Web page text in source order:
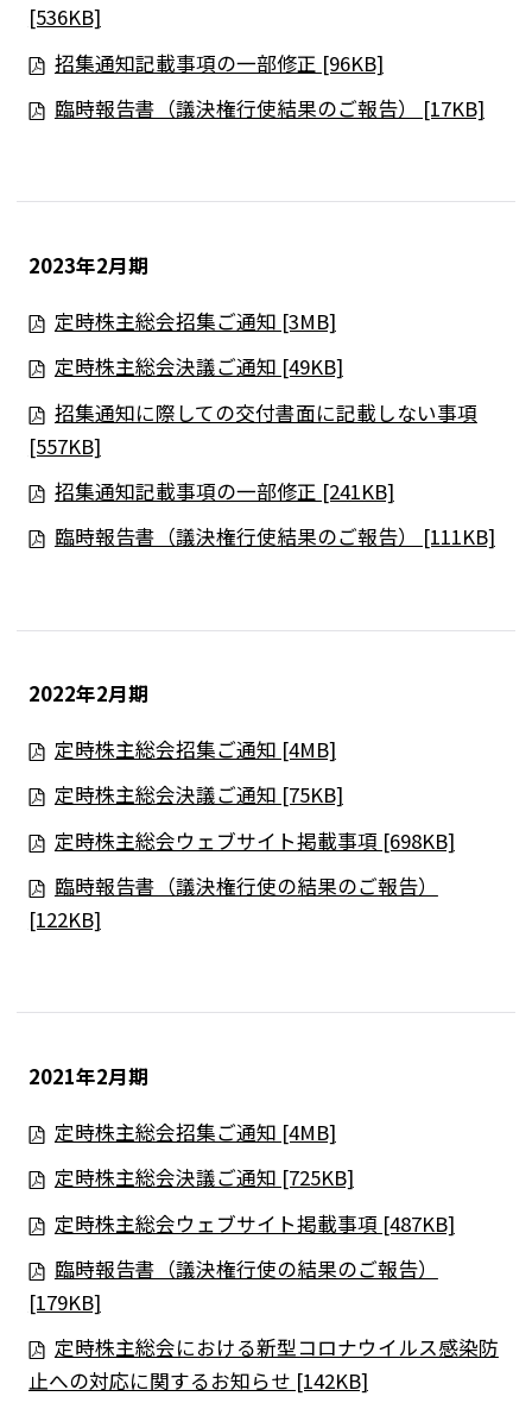
[536KB]
招集通知記載事項の一部修正 [96KB]
臨時報告書（議決権行使結果のご報告） [17KB]
2023年2月期
定時株主総会招集ご通知 [3MB]
定時株主総会決議ご通知 [49KB]
招集通知に際しての交付書面に記載しない事項
[557KB]
招集通知記載事項の一部修正 [241KB]
臨時報告書（議決権行使結果のご報告） [111KB]
2022年2月期
定時株主総会招集ご通知 [4MB]
定時株主総会決議ご通知 [75KB]
定時株主総会ウェブサイト掲載事項 [698KB]
臨時報告書（議決権行使の結果のご報告）
[122KB]
2021年2月期
定時株主総会招集ご通知 [4MB]
定時株主総会決議ご通知 [725KB]
定時株主総会ウェブサイト掲載事項 [487KB]
臨時報告書（議決権行使の結果のご報告）
[179KB]
定時株主総会における新型コロナウイルス感染防
止への対応に関するお知らせ [142KB]